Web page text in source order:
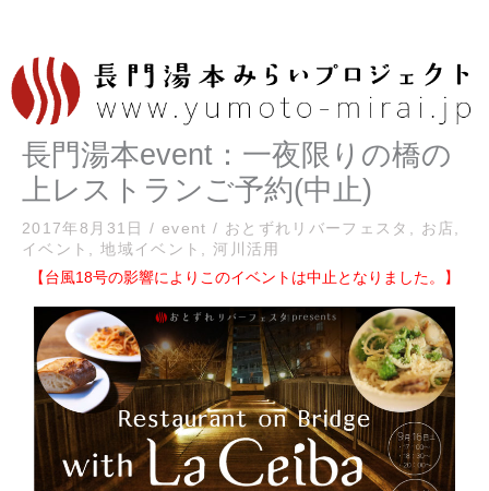
容
を
長門湯本event：一夜限りの橋の
上レストランご予約(中止)
2017年8月31日/ event / おとずれリバーフェスタ お店
イベント
,地域イベント ,河川活用
【台風18号の影響によりこのイベントは中止となりました。】